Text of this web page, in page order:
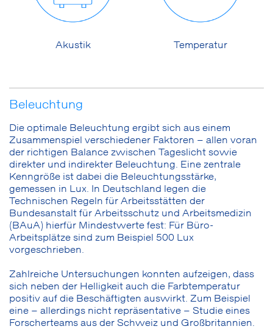
Akustik Temperatur
Beleuchtung
Die optimale Beleuchtung ergibt sich aus einem
Zusammenspiel verschiedener Faktoren – allen voran
der richtigen Balance zwischen Tageslicht sowie
direkter und indirekter Beleuchtung. Eine zentrale
Kenngröße ist dabei die Beleuchtungsstärke,
gemessen in Lux. In Deutschland legen die
Technischen Regeln für Arbeitsstätten der
Bundesanstalt für Arbeitsschutz und Arbeitsmedizin
(BAuA) hierfür Mindestwerte fest: Für Büro-
Arbeitsplätze sind zum Beispiel 500 Lux
vorgeschrieben.
Zahlreiche Untersuchungen konnten aufzeigen, dass
sich neben der Helligkeit auch die Farbtemperatur
positiv auf die Beschäftigten auswirkt. Zum Beispiel
eine – allerdings nicht repräsentative – Studie eines
Forscherteams aus der Schweiz und Großbritannien.